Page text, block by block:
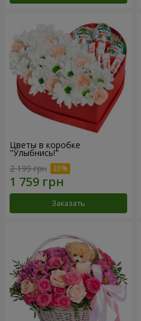
Цветы в коробке
"Улыбнись!"
2 199 грн
Заказать